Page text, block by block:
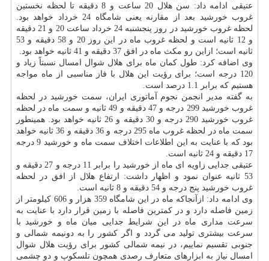
عتیقی ادامه داد: سن هلال 20 ساعت و 8 دقیقه تا لحظه نخستین
غروب خورشید بعد از مقارنه یعنی شامگاه 24 خرداد خواهد بود.
لحظه غروب خورشید در روز پنجشنبه 24 خرداد ساعت 20 و 21 دقیقه
و 12 ثانیه است و لحظه غروب ماه در این روز 20 و 58 دقیقه و 53
ثانیه است؛ ازاین رو مكث ماه در افق 37 دقیقه و 41 ثانیه خواهد بود.
وی اضافه كرد: طول كمان ماه برای هلال شوال امسال نسبتاً زیاد و
120 درجه است؛ برای رؤیت این هلال با فاز مناسبی از ماه مواجه
هستیم كه برابر 1.1 درصد است.
به گفته مدیر انجمن نجوم آماتوری ایران، سمت خورشید در لحظه
غروب خورشید 299 درجه و 47 دقیقه و 49 ثانیه و سمت ماه در لحظه
غروب خورشید 290 درجه و 30 دقیقه و 26 ثانیه خواهد بود. همینطور
سمت ماه در لحظه غروب ماه 295 درجه و 36 دقیقه و 36 ثانیه خواهد
بود كه با عنایت به این اطلاعات اختلاف سمت ماه و خورشید 9 درجه
17 دقیقه و 24 ثانیه است.
عتیقی جدایی زاویه ای ماه از خورشید را برابر 11 درجه و 27 دقیقه و
53 ثانیه عنوان نمود و اظهار داشت: ارتفاع هلال از افق در لحظه
غروب خورشید پنج درجه و 54 دقیقه و 8 ثانیه است.
وی ادامه داد: ازآنجاكه ماه در این شامگاه 359 هزار و 606 كیلومتر از
زمین فاصله دارد و در كمترین فاصله با زمین قرار دارد با عنایت به
سرعت مداری ماه در این شرایط جدایی میان ماه و خورشید با
سرعت بیشتری تولید می گردد و اگر كشور را به دونیمه شمالی و
جنوبی تقسیم نماییم، در نیمه شمالی كشور برای رؤیت هلال شوال
امسال نیاز به ابزارهای متعارف رصدی همچون تلسكوپ و دو چشمی